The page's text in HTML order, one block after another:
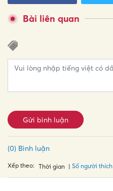
Bài liên quan
Gửi bình luận
(0) Bình luận
Xếp theo: Thời gian Số người thích